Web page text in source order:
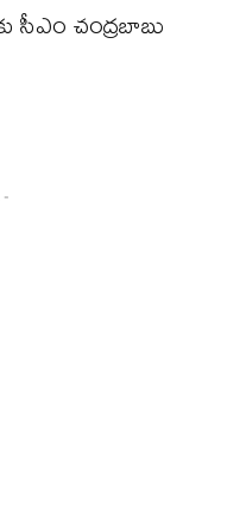
సీఎం చంద్రబాబు
-